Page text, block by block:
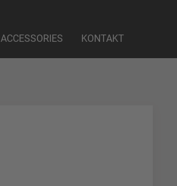
ACCESSORIES KONTAKT